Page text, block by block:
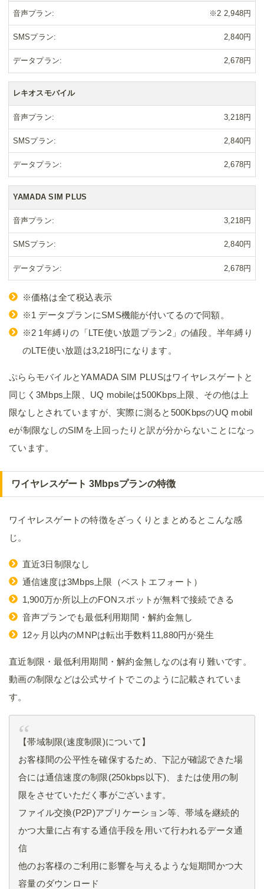
音声プラン ※2 2,948円
SMSプラン 2,840円
データプラン 2,678円
レキオスモバイル
音声プラン 3,218円
SMSプラン 2,840円
データプラン 2,678円
YAMADA SIM PLUS
音声プラン 3,218円
SMSプラン 2,840円
データプラン 2,678円
※価格は全て税込表示
※1 データプランにSMS機能が付いてるので同額。
※2 1年縛りの「LTE使い放題プラン2」の値段。半年縛り
のLTE使い放題は3,218円になります。
ぷららモバイルとYAMADA SIM PLUSはワイヤレスゲートと
同じく3Mbps上限、UQ mobileは500Kbps上限、その他は上
限なしとされていますが、実際に測ると500KbpsのUQ mobil
eが制限なしのSIMを上回ったりと訳が分からないことになっ
ています。
ワイヤレスゲート 3Mbpsプランの特徴
ワイヤレスゲートの特徴をざっくりとまとめるとこんな感
じ。
直近3日制限なし
通信速度は3Mbps上限（ベストエフォート）
1,900万か所以上のFONスポットが無料で接続できる
音声プランでも最低利用期間・解約金無し
12ヶ月以内のMNPは転出手数料11,880円が発生
直近制限・最低利用期間・解約金無しなのは有り難いです。
動画の制限などは公式サイトでこのように記載されていま
す。
【帯域制限(速度制限)について】
お客様間の公平性を確保するため、下記が確認できた場
合には通信速度の制限(250kbps以下)、または使用の制
限をさせていただく事がございます。
ファイル交換(P2P)アプリケーション等、帯域を継続的
かつ大量に占有する通信手段を用いて行われるデータ通
信
他のお客様のご利用に影響を与えるような短期間かつ大
容量のダウンロード